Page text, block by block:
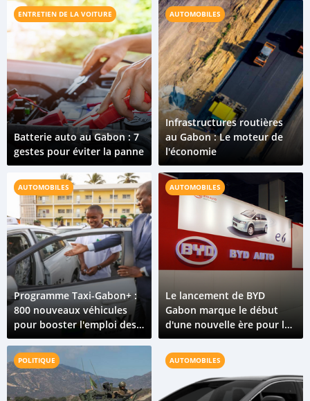
ENTRETIEN DE LA VOITURE
Batterie auto au Gabon : 7
gestes pour éviter la panne
AUTOMOBILES
Infrastructures routières
au Gabon : Le moteur de
l'économie
AUTOMOBILES
Programme Taxi-Gabon+ :
800 nouveaux véhicules
pour booster l'emploi des
jeunes
AUTOMOBILES
Le lancement de BYD
Gabon marque le début
d'une nouvelle ère pour la
mobilité électrique.
POLITIQUE AUTOMOBILES